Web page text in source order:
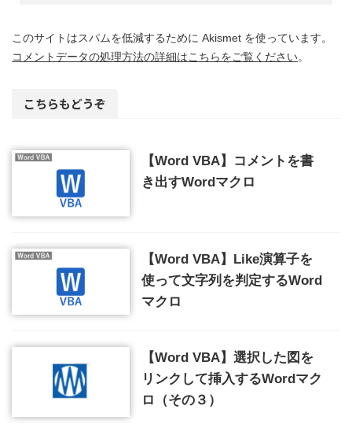
このサイトはスパムを低減するために Akismet を使っています。
コメントデータの処理方法の詳細はこちらをご覧ください。
こちらもどうぞ
【Word VBA】コメントを書
き出すWordマクロ
【Word VBA】Like演算子を
使って文字列を判定するWord
マクロ
【Word VBA】選択した図を
リンクして挿入するWordマク
ロ（その３）